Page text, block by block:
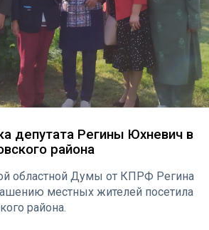
депутата Регины Юхневич в
района
областной Думы от КПРФ Регина
местных жителей посетила
района.